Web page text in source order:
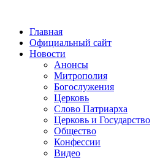
Главная
Официальный сайт
Новости
Анонсы
Митрополия
Богослужения
Церковь
Слово Патриарха
Церковь и Государство
Общество
Конфессии
Видео